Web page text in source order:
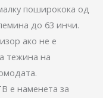
поширокока од
до 63 инчи.
ако не е
тежина на
е наменета за